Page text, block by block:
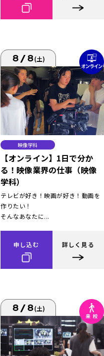
8/8(土)
映像学科
【オンライン】1日で分か
る！映像業界の仕事（映像
学科）
テレビが好き！映画が好き！動画を
作りたい！
そんなあなたに...
申し込む 詳しく見る
8/8(土)